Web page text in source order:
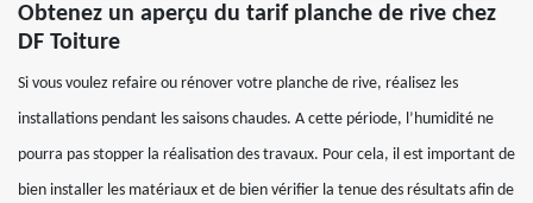
Obtenez un aperçu du tarif planche de rive chez
DF Toiture
Si vous voulez refaire ou rénover votre planche de rive, réalisez les
installations pendant les saisons chaudes. A cette période, l’humidité ne
pourra pas stopper la réalisation des travaux. Pour cela, il est important de
bien installer les matériaux et de bien vérifier la tenue des résultats afin de